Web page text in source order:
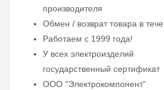
производителя
Обмен / возврат товара в
Работаем с 1999 года!
У всех электроизделий
государственный сертификат
ООО "Электрокомпонент"